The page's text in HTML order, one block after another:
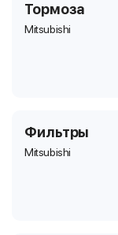
Тормоза
Mitsubishi
Фильтры
Mitsubishi